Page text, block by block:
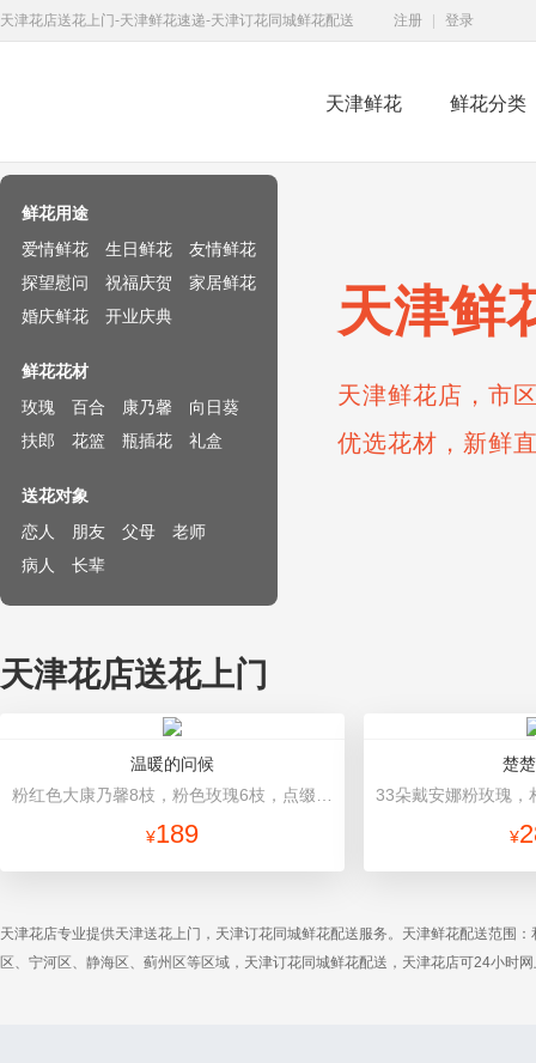
天津花店送花上门-天津鲜花速递-天津订花同城鲜花配送 注册 登录
天津鲜花 鲜花分类
天津鲜
天津鲜花店，市
优选花材，新鲜
鲜花用途
爱情鲜花
生日鲜花
友情鲜花
探望慰问
祝福庆贺
家居鲜花
婚庆鲜花
开业庆典
鲜花花材
玫瑰
百合 康乃馨
向日葵
扶郎
花篮 瓶插花 礼盒
送花对象
恋人
朋友 父母
老师
病人
长辈
天津花店送花上门
温暖的问候
¥189
楚
¥
天津花店专业提供天津送花上门，天津订花同城鲜花配送服务。天津鲜花配送范围
区、宁河区、静海区、蓟州区等区域，天津订花同城鲜花配送，天津花店可24小时